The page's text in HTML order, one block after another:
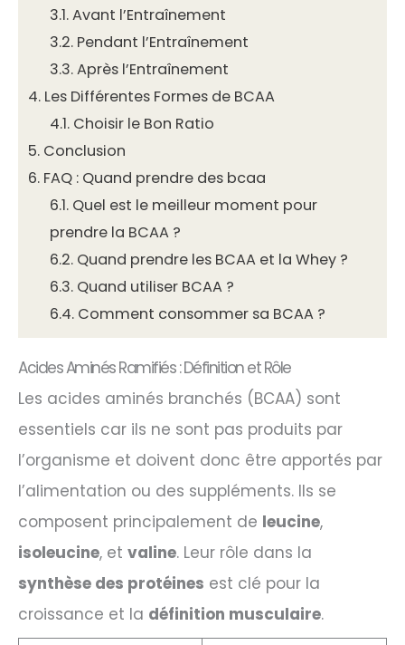
3.1.Avant l’Entraînement
3.2. Pendant l’Entraînement
3.3.Après l’Entraînement
4. Les Différentes Formes de BCAA
4.1. Choisir le Bon Ratio
5. Conclusion
6. FAQ : Quand prendre des bcaa
6.1. Quel est le meilleur moment pour
prendre la BCAA ?
6.2. Quand prendre les BCAA et la Whey ?
6.3. Quand utiliser BCAA ?
6.4. Comment consommer sa BCAA ?
Acides Aminés Ramifiés : Définition et Rôle
Les acides aminés branchés (BCAA) sont
essentiels car ils ne sont pas produits par
l’organisme et doivent donc être apportés par
l’alimentation ou des suppléments. Ils se
composent principalement de leucine,
isoleucine, et valine. Leur rôle dans la
synthèse des protéines est clé pour la
croissance et la définition musculaire.